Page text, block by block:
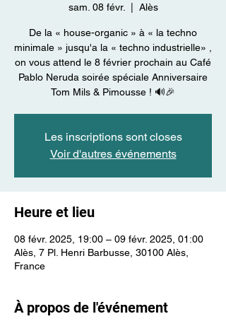
sam. 08 févr. Alès
De la « house-organic » à « la techno
minimale » jusqu'a la « techno industrielle» ,
on vous attend le 8 février prochain au Café
Pablo Neruda soirée spéciale Anniversaire
Tom Mils & Pimousse ! 🔊🎉
Les inscriptions sont closes
Voir d'autres événements
Heure et lieu
08 févr. 2025, 19:00 – 09 févr. 2025, 01:00
Alès, 7 Pl. Henri Barbusse, 30100 Alès,
France
À propos de l'événement